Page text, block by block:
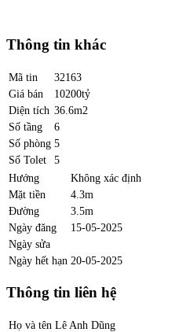
Thông tin khác
Mã tin
32163
Giá bán
10200tỷ
Diện tích 36.6m2
Số tầng
6
Số phòng 5
Số Tolet
5
Hướng
Không xác định
Mặt tiền
4.3m
Đường
3.5m
Ngày đăng
15-05-2025
Ngày sửa
Ngày hết hạn 20-05-2025
Thông tin liên hệ
Họ và tên Lê Anh Dũng